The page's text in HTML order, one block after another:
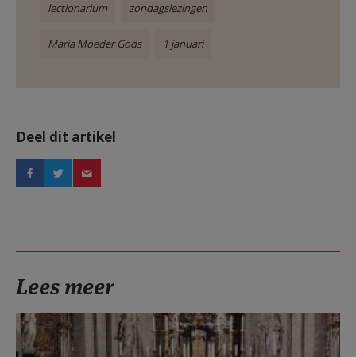
lectionarium zondagslezingen
Maria Moeder Gods 1 januari
Deel dit artikel
Lees meer